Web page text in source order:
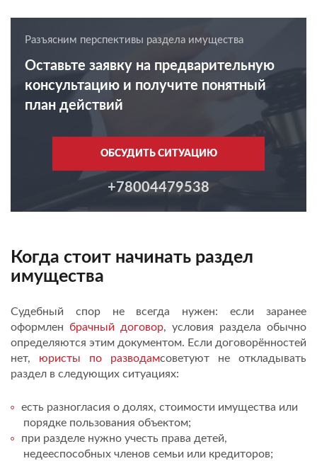
Разъясним перспективы раздела имущества
Оставьте заявку на предварительную
консультацию и получите понятный
план действий
ОБСУДИТЬ СИТУАЦИЮ
+78004479538
Когда стоит начинать раздел
имущества
Судебный спор не всегда нужен: если заранее
оформлен брачный договор, условия раздела обычно
определяются этим документом. Если договорённостей
нет, юристы по разводамсоветуют не откладывать
раздел в следующих ситуациях:
есть разногласия о долях, стоимости имущества или
порядке пользования объектом;
при разделе нужно учесть права детей,
недееспособных членов семьи или кредиторов;